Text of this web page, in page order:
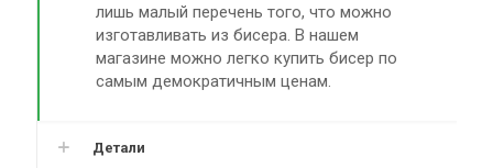
лишь малый перечень того, что можно
изготавливать из бисера. В нашем
магазине можно легко купить бисер по
самым демократичным ценам.
Детали